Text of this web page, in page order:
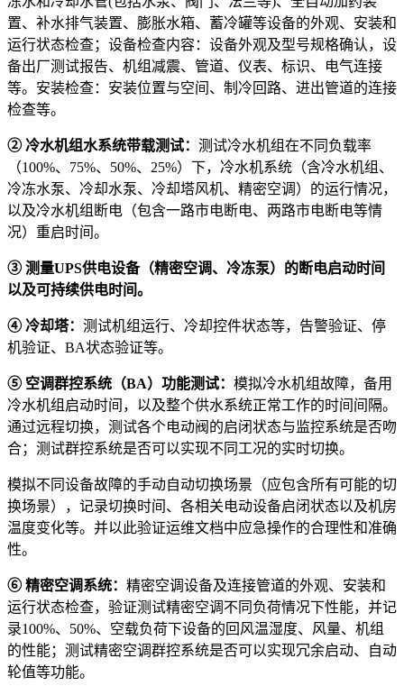
置、补水排气装置、膨胀水箱、蓄冷罐等设备的外观、安装和
运行状态检查；设备检查内容：设备外观及型号规格确认，设
备出厂测试报告、机组减震、管道、仪表、标识、电气连接
等。安装检查：安装位置与空间、制冷回路、进出管道的连接
检查等。
② 冷水机组水系统带载测试： 测试冷水机组在不同负载率
（100%、75%、50%、25%）下，冷水机系统（含冷水机组、
冷冻水泵、冷却水泵、冷却塔风机、精密空调）的运行情况，
以及冷水机组断电（包含一路市电断电、两路市电断电等情
况）重启时间。
③ 测量UPS供电设备（精密空调、冷冻泵）的断电启动时间
以及可持续供电时间。
④ 冷却塔： 测试机组运行、冷却控件状态等，告警验证、停
机验证、BA状态验证等。
⑤ 空调群控系统（BA）功能测试： 模拟冷水机组故障，备用
冷水机组启动时间，以及整个供水系统正常工作的时间间隔。
通过远程切换，测试各个电动阀的启闭状态与监控系统是否吻
合；测试群控系统是否可以实现不同工况的实时切换。
模拟不同设备故障的手动自动切换场景（应包含所有可能的切
换场景），记录切换时间、各相关电动设备启闭状态以及机房
温度变化等。并以此验证运维文档中应急操作的合理性和准确
性。
⑥ 精密空调系统： 精密空调设备及连接管道的外观、安装和
运行状态检查，验证测试精密空调不同负荷情况下性能，并记
录100%、50%、空载负荷下设备的回风温湿度、风量、机组
的性能；测试精密空调群控系统是否可以实现冗余启动、自动
轮值等功能。